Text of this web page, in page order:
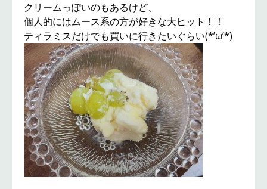
クリームっぽいのもあるけど、
個人的にはムース系の方が好きな大ヒット！！
ティラミスだけでも買いに行きたいぐらい(*’ω’*)